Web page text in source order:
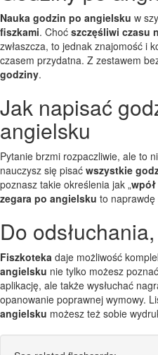
Nauka godzin po angielsku w
fiszkami. Choć szczęśliwi czasu
zwłaszcza, to jednak znajomość i
czasem przydatna. Z zestawem
godziny.
Jak napisać
angielsku
Pytanie brzmi rozpaczliwie, ale to
nauczysz się pisać wszystkie
poznasz takie określenia jak „
zegara po angielsku to
Do
Fiszkoteka daje możliwość
angielsku nie tylko możesz
aplikację, ale także wysłuchać
opanowanie poprawnej wymowy.
angielsku możesz też sobie